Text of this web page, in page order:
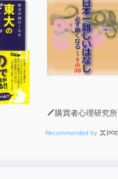
購買者心理研究所 株式会社モデンナ 顧問 青木幹和
Recommended by